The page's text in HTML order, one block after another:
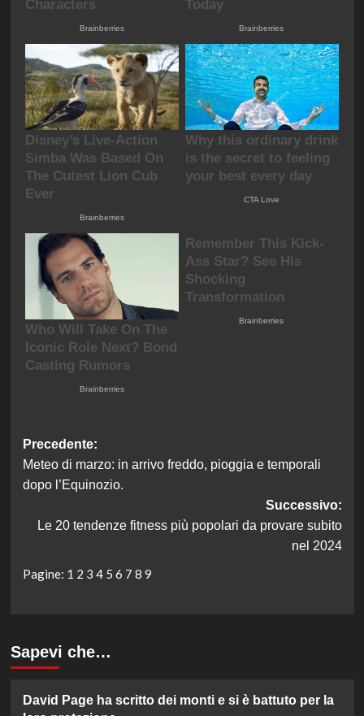
Navigazione
articolo
Precedente:
Meteo di marzo: in arrivo freddo, pioggia e temporali
dopo l’Equinozio.
Successivo:
Le 20 tendenze fitness più popolari da provare subito
nel 2024
Pagine: 1 2 3 4 5 6 7 8 9
Sapevi che…
David Page ha scritto dei monti e si è battuto per la